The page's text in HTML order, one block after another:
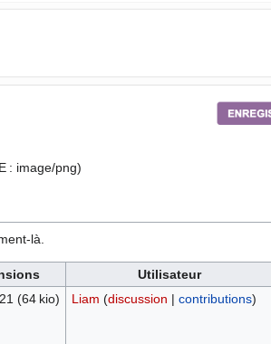
: image/png)
là.
Utilisateur
(64 kio) Liam (discussion | contributions)